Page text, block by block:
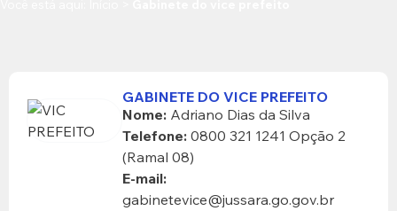
GABINETE DO VICE PREFEITO
Nome: Adriano Dias da Silva
Telefone:0800 321 1241 Opção 2
(Ramal 08)
E-mail:
gabinetevice@jussara.go.gov.br